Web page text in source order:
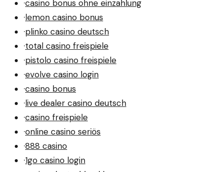
·casino bonus ohne einzahlung
·lemon casino bonus
·plinko casino deutsch
·total casino freispiele
·pistolo casino freispiele
·evolve casino login
·casino bonus
·live dealer casino deutsch
·casino freispiele
·online casino seriös
·888 casino
·1go casino login